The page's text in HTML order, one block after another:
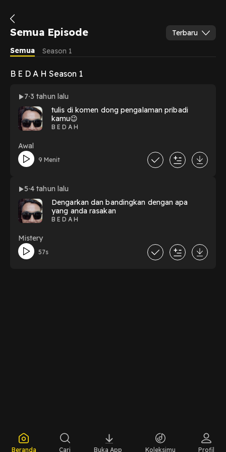
Semua Episode
Terbaru
Semua
Season 1
B E D A H Season 1
7 3 tahun lalu
tulis di komen dong pengalaman pribadi
kamu😉
B E D A H
Awal
9 Menit
5 4 tahun lalu
Dengarkan dan bandingkan dengan apa
yang anda rasakan
B E D A H
Mistery
57s
Beranda Cari Buka App Koleksimu Profil